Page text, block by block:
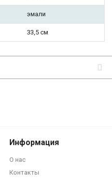
эмали
33,5 см
Информация
О нас
Контакты